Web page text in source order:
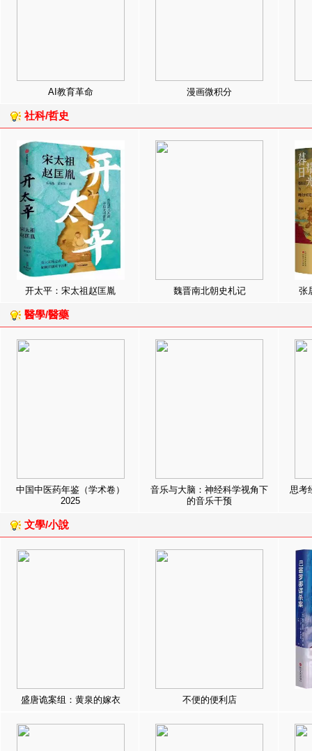
AI教育革命 漫画微积分
社科/哲史
开太平：宋太祖赵匡胤 魏晋南北朝史札记 张
醫學/醫藥
中国中医药年鉴（学术卷）
2025
音乐与大脑：神经科学视角下
的音乐干预
思考
文學/小說
盛唐诡案组：黄泉的嫁衣 不便的便利店